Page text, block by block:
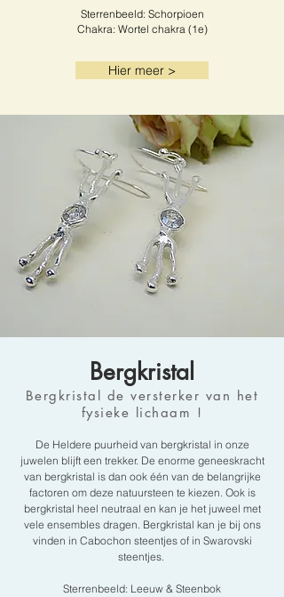
Sterrenbeeld: Schorpioen
Chakra: Wortel chakra (1e)
Hier meer >
Bergkristal
Bergkristal de versterker van het
fysieke lichaam !
De Heldere puurheid van bergkristal in onze
juwelen blijft een trekker. De enorme geneeskracht
van bergkristal is dan ook één van de belangrijke
factoren om deze natuursteen te kiezen. Ook is
bergkristal heel neutraal en kan je het juweel met
vele ensembles dragen. Bergkristal kan je bij ons
vinden in Cabochon steentjes of in Swarovski
steentjes.
Sterrenbeeld: Leeuw & Steenbok